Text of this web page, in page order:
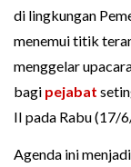
di lingkungan
menemui titik
menggelar
bagi pejabat
II pada Rabu (17/
Agenda ini